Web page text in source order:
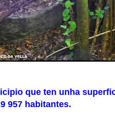
que ten unha
957 habitantes.